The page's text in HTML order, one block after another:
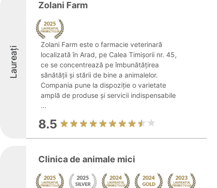
Laureați
Zolani Farm
Zolani Farm este o farmacie veterinară
localizată în Arad, pe Calea Timișorii nr. 45,
ce se concentrează pe îmbunătățirea
sănătății și stării de bine a animalelor.
Compania pune la dispoziție o varietate
amplă de produse și servicii indispensabile
...
8.5
Clinica de animale mici